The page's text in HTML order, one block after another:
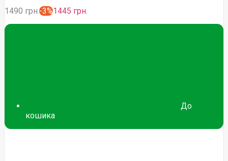
1490 грн.-3%1445 грн.
До
кошика